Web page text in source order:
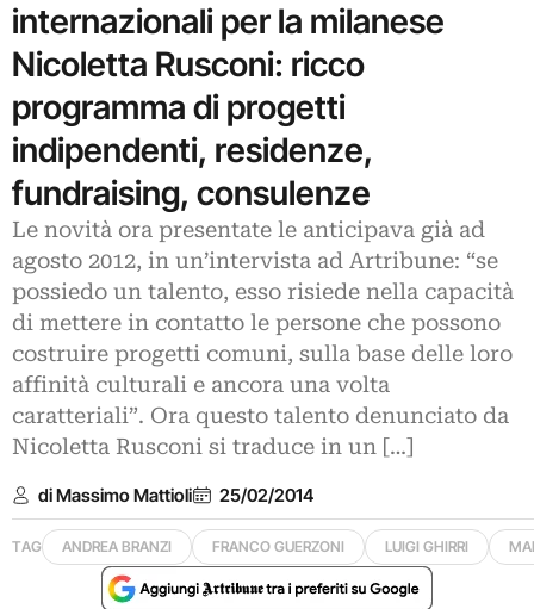
internazionali per la milanese
Nicoletta Rusconi: ricco
programma di progetti
indipendenti, residenze,
fundraising, consulenze
Le novità ora presentate le anticipava già ad
agosto 2012, in un’intervista ad Artribune: “se
possiedo un talento, esso risiede nella capacità
di mettere in contatto le persone che possono
costruire progetti comuni, sulla base delle loro
affinità culturali e ancora una volta
caratteriali”. Ora questo talento denunciato da
Nicoletta Rusconi si traduce in un […]
di Massimo Mattioli 25/02/2014
TAG ANDREA BRANZI FRANCO GUERZONI LUIGI GHIRRI